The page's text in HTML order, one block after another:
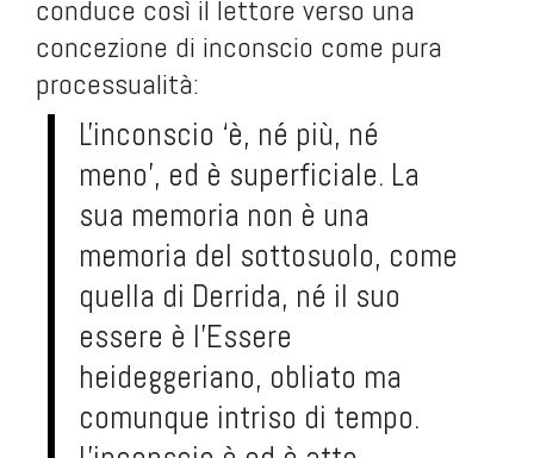
conduce così il lettore verso una
concezione di inconscio come pura
processualità:
L'inconscio ‘è, né più, né
meno’, ed è superficiale. La
sua memoria non è una
memoria del sottosuolo, come
quella di Derrida, né il suo
essere è l'Essere
heideggeriano, obliato ma
comunque intriso di tempo.